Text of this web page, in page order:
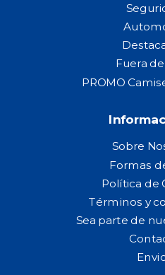
Fuera
PROMO
Sobre
Formas
Política de
Términos y
Sea parte de